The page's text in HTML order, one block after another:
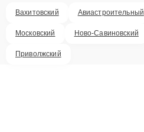
Вахитовский Авиастроительный
Московский Ново-Савиновский
Приволжский